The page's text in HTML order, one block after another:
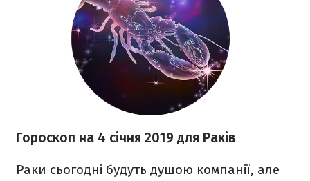
Гороскоп на 4 січня 2019 для Раків
Раки сьогодні будуть душою компанії, але